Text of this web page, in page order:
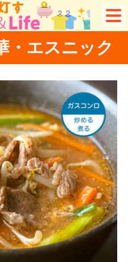
エスニック